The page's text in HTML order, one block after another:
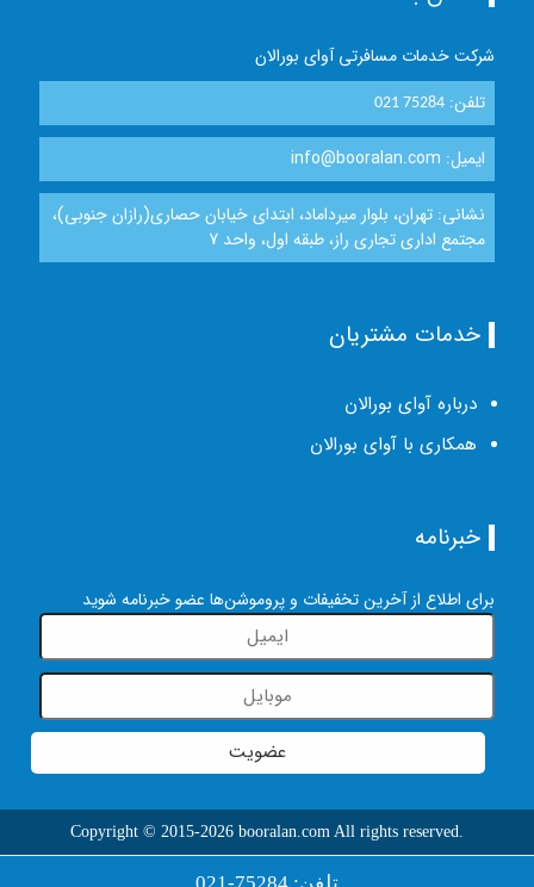
شرکت خدمات مسافرتی آوای بورالان
تلفن:021 75284
ایمیل: info@booralan.com
نشانی: تهران، بلوار میرداماد، ابتدای خیابان حصاری(رازان جنوبی)،
مجتمع اداری تجاری راز، طبقه اول، واحد 7
خدمات مشتریان
درباره آوای بورالان
همکاری با آوای بورالان
خبرنامه
برای اطلاع از آخرین تخفیفات و پروموشن‌ها عضو خبرنامه شوید
عضویت
Copyright © 2015-2026 booralan.com All rights reserved.